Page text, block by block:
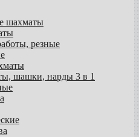
шахматы
резные
шашки, нарды 3 в 1